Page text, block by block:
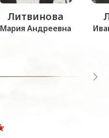
Литвинова
Мария Андреевна